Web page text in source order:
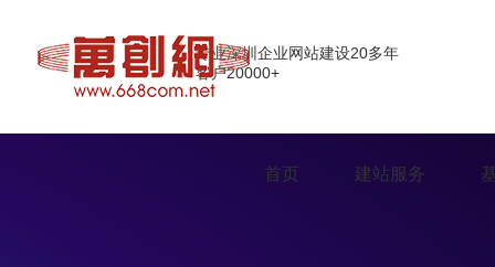
专业深圳企业网站建设20多年
客户20000+
首页 建站服务